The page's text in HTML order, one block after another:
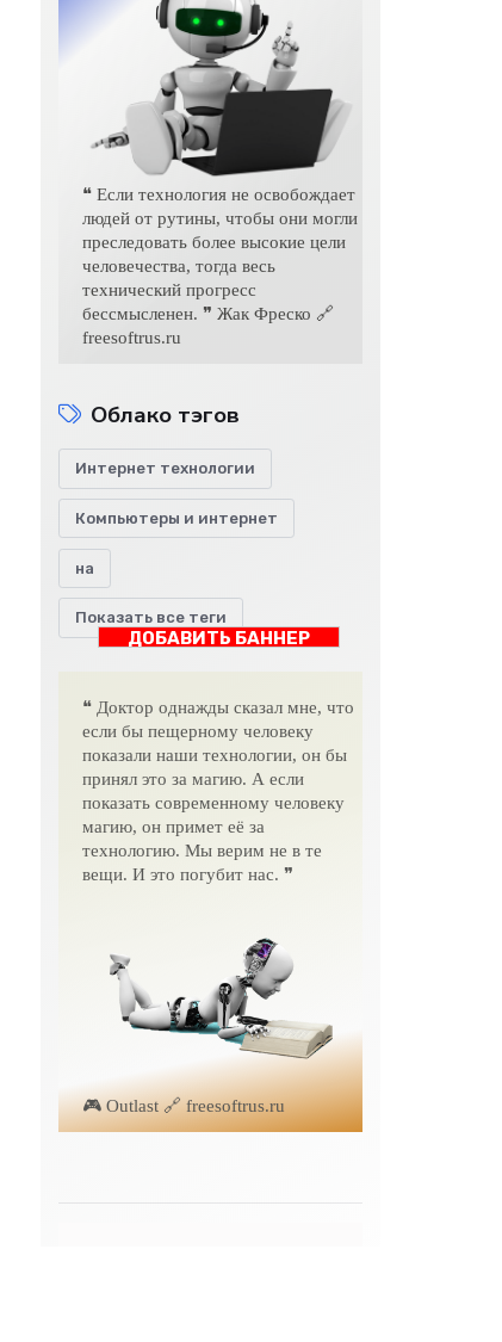
❝ Если технология не освобождает
людей от рутины, чтобы они могли
преследовать более высокие цели
человечества, тогда весь
технический прогресс
бессмысленен. ❞ Жак Фреско 🔗
freesoftrus.ru
Облако тэгов
Интернет технологии
Компьютеры и интернет
на
Показать все теги
ДОБАВИТЬ БАННЕР
❝ Доктор однажды сказал мне, что
если бы пещерному человеку
показали наши технологии, он бы
принял это за магию. А если
показать современному человеку
магию, он примет её за
технологию. Мы верим не в те
вещи. И это погубит нас. ❞
🎮 Outlast 🔗 freesoftrus.ru